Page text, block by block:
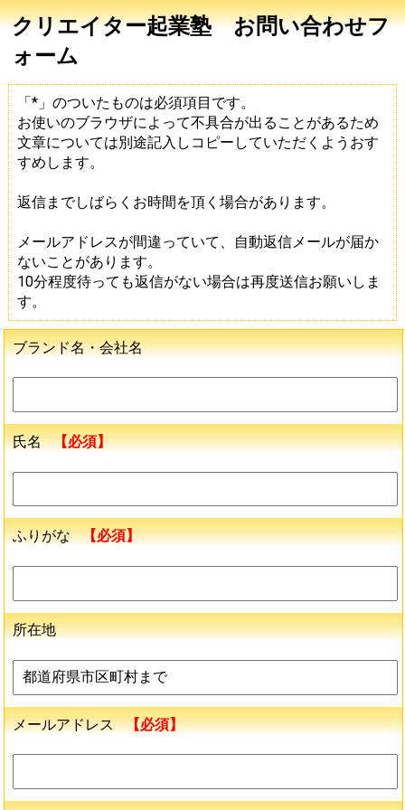
クリエイター起業塾 お問い合わせフ
ォーム
「*」のついたものは必須項目です。
お使いのブラウザによって不具合が出ることがあるため
文章については別途記入しコピーしていただくようおす
すめします。
返信までしばらくお時間を頂く場合があります。
メールアドレスが間違っていて、自動返信メールが届か
ないことがあります。
10分程度待っても返信がない場合は再度送信お願いしま
す。
ブランド名・会社名
氏名 【必須】
ふりがな 【必須】
所在地
メールアドレス 【必須】